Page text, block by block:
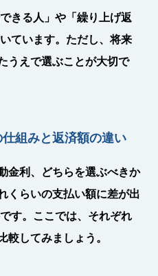
できる人」や「繰り上げ返
ています。ただし、将来
うえで選ぶことが大切で
組みと返済額の違い
金利、どちらを選ぶべきか
くらいの支払い額に差が出
す。ここでは、それぞれ
較してみましょう。